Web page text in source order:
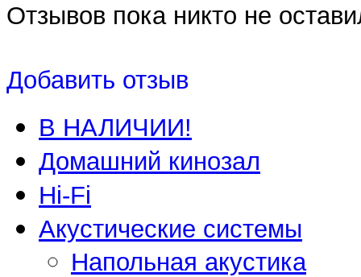
Отзывов пока никто не
Добавить отзыв
В НАЛИЧИИ!
Домашний кинозал
Hi-Fi
Акустические системы
Напольная акустика